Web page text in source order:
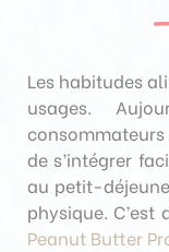
Les habitudes
usages.
de s’intégrer
au petit-
physique.
Peanut Butter